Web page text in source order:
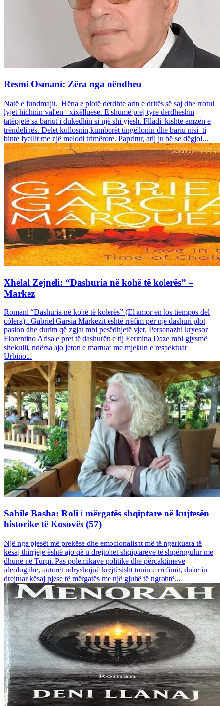
Resmi Osmani: Zëra nga nëndheu
Natë e fundmajit. Hëna e plotë derdhte arin e dritës së saj dhe rrotul
lyjet hidhnin vallen xixëlluese. E shumë prej tyre derdheshin
tatëpjetë sa bariut i dukedhin si një shi yjesh. Flladi kishte amzën e
trëndelinës. Delet kullosnin,kumborët tingëllonin dhe bariu nisi ti
binte fyellit me një melodi trimërore. Papritur, atij ju bë se dëgjoi...
Xhelal Zejneli: “Dashuria në kohë të kolerës” –
Markez
Romani “Dashuria në kohë të kolerës” (El amor en los tiempos del
cólera) i Gabriel Garsia Markezit është rrëfim për një dashuri plot
pasion dhe durim që zgjat mbi pesëdhjetë vjet. Personazhi kryesor
Florentino Arisa e pret të dashurën e tij Fermina Daze mbi gjysmë
shekulli, ndërsa ajo jeton e martuar me mjekun e respektuar
Urbino...
Sabile Basha: Roli i mërgatës shqiptare në kujtesën
historike të Kosovës (57)
Një nga pjesët më prekëse dhe emocionalisht më të ngarkuara të
kësaj thirrjeje është ajo që u drejtohet shqiptarëve të shpërngulur me
dhunë në Turqi. Pas polemikave politike dhe përcaktimeve
ideologjike, autorët ndryshojnë krejtësisht tonin e rrëfimit, duke iu
drejtuar kësaj pjese të mërgatës me një gjuhë të ngrohtë...